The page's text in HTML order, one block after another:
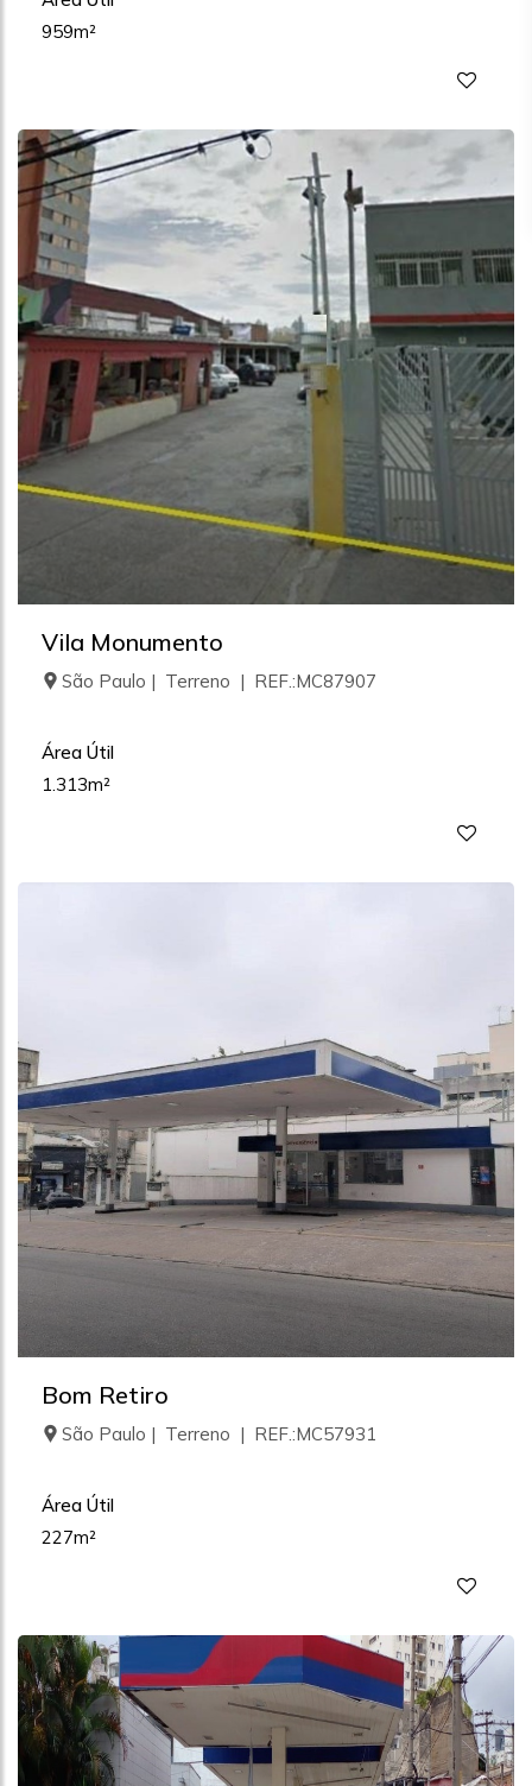
959m²
Vila Monumento
São Paulo | Terreno | REF.:MC87907
Área Útil
1.313m²
Bom Retiro
São Paulo | Terreno | REF.:MC57931
Área Útil
227m²